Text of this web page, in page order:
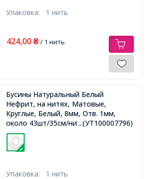
Упаковка: 1 нить
424,00 ₴/ 1 нить
Бусины Натуральный Белый
Нефрит, на нитях, Матовые,
Круглые, Белый, 8мм, Отв. 1мм,
около 43шт/35см/нить,...(УТ100007796)
Упаковка: 1 нить